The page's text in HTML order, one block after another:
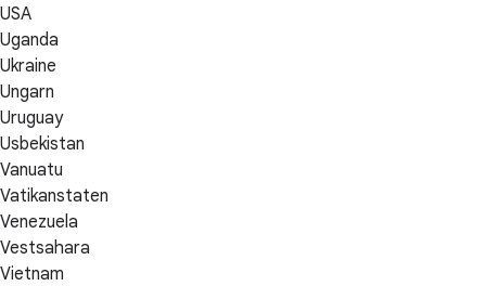
USA
Uganda
Ukraine
Ungarn
Uruguay
Usbekistan
Vanuatu
Vatikanstaten
Venezuela
Vestsahara
Vietnam